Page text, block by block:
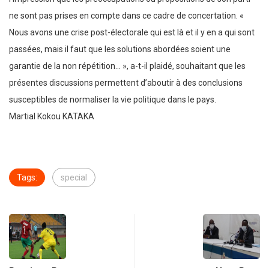
ne sont pas prises en compte dans ce cadre de concertation. «
Nous avons une crise post-électorale qui est là et il y en a qui sont
passées, mais il faut que les solutions abordées soient une
garantie de la non répétition… », a-t-il plaidé, souhaitant que les
présentes discussions permettent d’aboutir à des conclusions
susceptibles de normaliser la vie politique dans le pays.
Martial Kokou KATAKA
Tags: special